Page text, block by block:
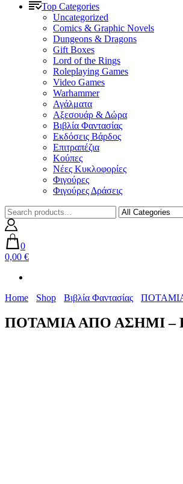
Top Categories
Uncategorized
Comics & Graphic Novels
Dungeons & Dragons
Gift Boxes
Lord of the Rings
Roleplaying Games
Video Games
Warhammer
Αγάλματα
Αξεσουάρ & Δώρα
Βιβλία Φαντασίας
Εκδόσεις Βάρδος
Επιτραπέζια
Κούπες
Νέες Κυκλοφορίες
Φιγούρες
Φιγούρες Δράσεις
0
0,00 €
Home Shop Βιβλία Φαντασίας
ΠΟΤΑΜΙΑ ΑΠΟ ΑΣΗΜΙ –